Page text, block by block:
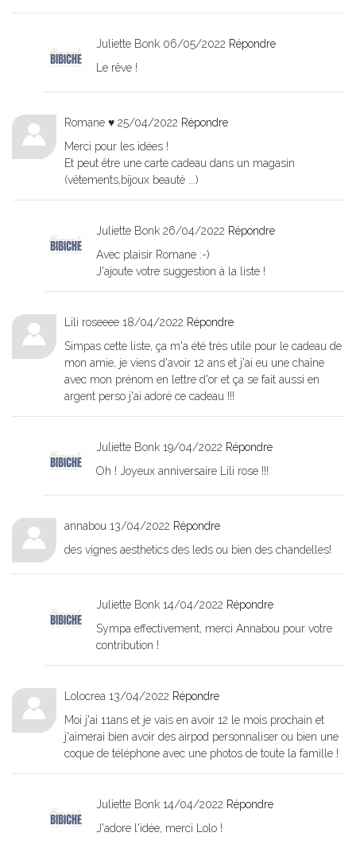
Juliette Bonk 06/05/2022 Répondre
Le rêve !
Romane ♥️ 25/04/2022 Répondre
Merci pour les idées !
Et peut être une carte cadeau dans un magasin
(vêtements,bijoux beauté ...)
Juliette Bonk 26/04/2022 Répondre
Avec plaisir Romane :-)
J'ajoute votre suggestion à la liste !
Lili roseeee 18/04/2022 Répondre
Simpas cette liste, ça m'a été très utile pour le cadeau de
mon amie, je viens d'avoir 12 ans et j'ai eu une chaîne
avec mon prénom en lettre d'or et ça se fait aussi en
argent perso j'ai adoré ce cadeau !!!
Juliette Bonk 19/04/2022 Répondre
Oh ! Joyeux anniversaire Lili rose !!!
annabou 13/04/2022 Répondre
des vignes aesthetics des leds ou bien des chandelles!
Juliette Bonk 14/04/2022 Répondre
Sympa effectivement, merci Annabou pour votre
contribution !
Lolocrea 13/04/2022 Répondre
Moi j'ai 11ans et je vais en avoir 12 le mois prochain et
j'aimerai bien avoir des airpod personnaliser ou bien une
coque de téléphone avec une photos de toute la famille !
Juliette Bonk 14/04/2022 Répondre
J'adore l'idée, merci Lolo !